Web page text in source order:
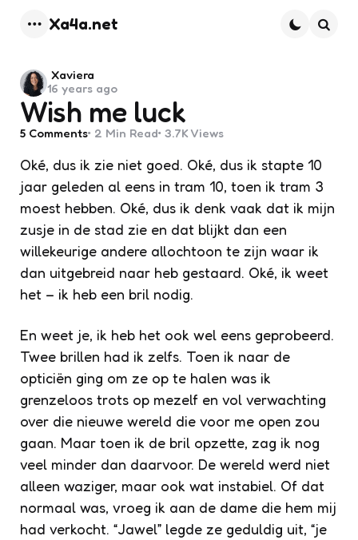
Xa4a.net
Wish me luck
Posted
by
Xaviera
16 years ago
5 Comments 2 Min Read 3.7K Views
Oké, dus ik zie niet goed. Oké, dus ik stapte 10
jaar geleden al eens in tram 10, toen ik tram 3
moest hebben. Oké, dus ik denk vaak dat ik mijn
zusje in de stad zie en dat blijkt dan een
willekeurige andere allochtoon te zijn waar ik
dan uitgebreid naar heb gestaard. Oké, ik weet
het – ik heb een bril nodig.
En weet je, ik heb het ook wel eens geprobeerd.
Twee brillen had ik zelfs. Toen ik naar de
opticiën ging om ze op te halen was ik
grenzeloos trots op mezelf en vol verwachting
over die nieuwe wereld die voor me open zou
gaan. Maar toen ik de bril opzette, zag ik nog
veel minder dan daarvoor. De wereld werd niet
alleen waziger, maar ook wat instabiel. Of dat
normaal was, vroeg ik aan de dame die hem mij
had verkocht. “Jawel” legde ze geduldig uit, “je